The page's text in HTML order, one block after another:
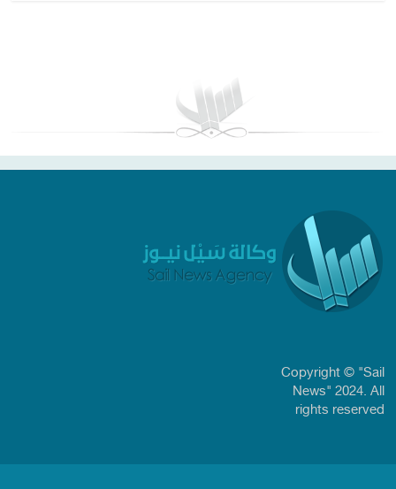
Copyright © "Sail
News" 2024. All
rights reserved